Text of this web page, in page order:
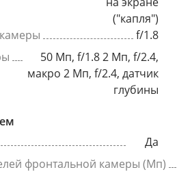
("капля")
f/1.8
50 Мп, f/1.8 2 Мп, f/2.4,
макро 2 Мп, f/2.4, датчик
глубины
Да
фронтальной камеры (Мп)